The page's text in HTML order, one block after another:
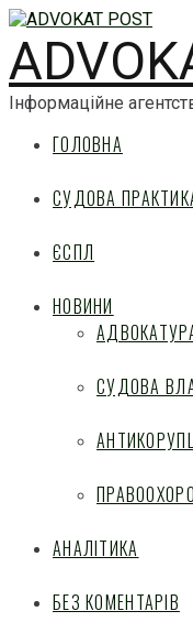
Інформаційне
ГОЛОВНА
СУДОВА
ЄСПЛ
НОВИНИ
СУДОВА
АНАЛІТИКА
БЕЗ КОМЕНТАРІВ